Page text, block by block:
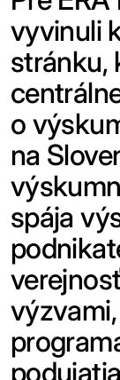
vyvinuli
stránku,
o
na
spája